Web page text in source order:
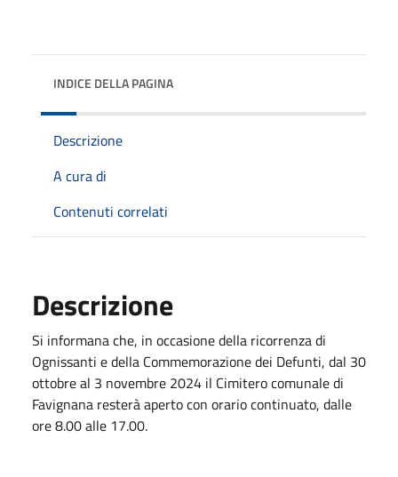
INDICE DELLA PAGINA
Descrizione
A cura di
Contenuti correlati
Descrizione
Si informana che, in occasione della ricorrenza di
Ognissanti e della Commemorazione dei Defunti, dal 30
ottobre al 3 novembre 2024 il Cimitero comunale di
Favignana resterà aperto con orario continuato, dalle
ore 8.00 alle 17.00.